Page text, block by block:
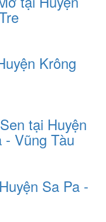
Krông
tại Huyện
Vũng Tàu
Sa Pa -